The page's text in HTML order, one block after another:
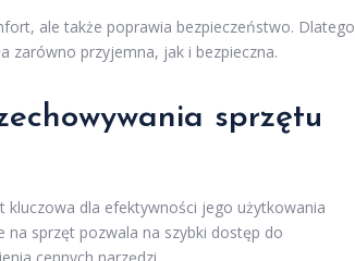
ale także poprawia bezpieczeństwo. Dlatego
zarówno przyjemna, jak i bezpieczna.
sprzętu
kluczowa dla efektywności jego użytkowania
sprzęt pozwala na szybki dostęp do
cennych narzędzi.